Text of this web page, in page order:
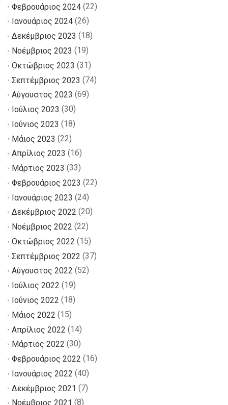
Φεβρουάριος 2024 (22)
Ιανουάριος 2024 (26)
Δεκέμβριος 2023 (18)
Νοέμβριος 2023 (19)
Οκτώβριος 2023 (31)
Σεπτέμβριος 2023 (74)
Αύγουστος 2023 (69)
Ιούλιος 2023 (30)
Ιούνιος 2023 (18)
Μάιος 2023 (22)
Απρίλιος 2023 (16)
Μάρτιος 2023 (33)
Φεβρουάριος 2023 (22)
Ιανουάριος 2023 (24)
Δεκέμβριος 2022 (20)
Νοέμβριος 2022 (22)
Οκτώβριος 2022 (15)
Σεπτέμβριος 2022 (37)
Αύγουστος 2022 (52)
Ιούλιος 2022 (19)
Ιούνιος 2022 (18)
Μάιος 2022 (15)
Απρίλιος 2022 (14)
Μάρτιος 2022 (30)
Φεβρουάριος 2022 (16)
Ιανουάριος 2022 (40)
Δεκέμβριος 2021 (7)
Νοέμβριος 2021 (8)